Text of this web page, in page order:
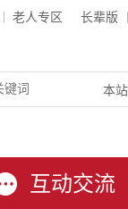
老人专区 长辈版
互动交流